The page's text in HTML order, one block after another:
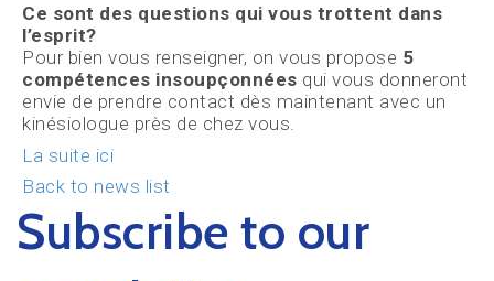
Ce sont des questions qui vous trottent dans
l’esprit?
Pour bien vous renseigner, on vous propose 5
compétences insoupçonnées qui vous donneront
envie de prendre contact dès maintenant avec un
kinésiologue près de chez vous.
La suite ici
Back to news list
Subscribe to our